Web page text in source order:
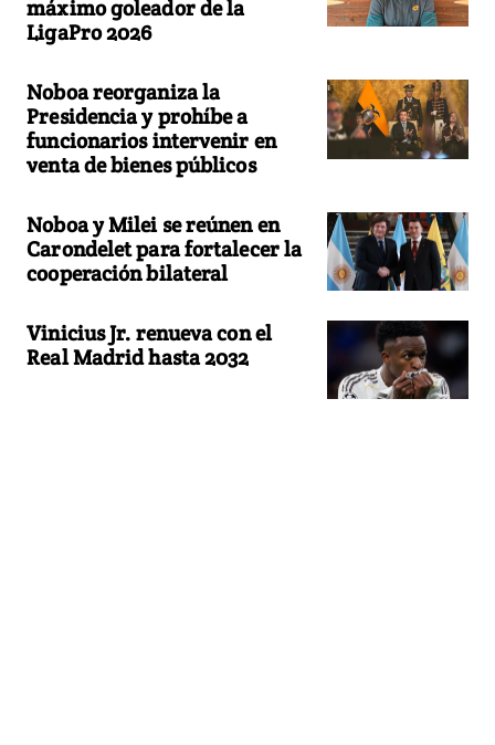
máximo goleador de la
LigaPro 2026
Noboa reorganiza la
Presidencia y prohíbe a
funcionarios intervenir en
venta de bienes públicos
Noboa y Milei se reúnen en
Carondelet para fortalecer la
cooperación bilateral
Vinicius Jr. renueva con el
Real Madrid hasta 2032